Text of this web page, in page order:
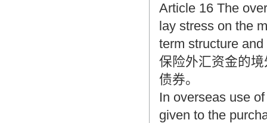
Article 16 The
lay stress on the
term structure
保险外汇资金的
债券。
In overseas use
given to the